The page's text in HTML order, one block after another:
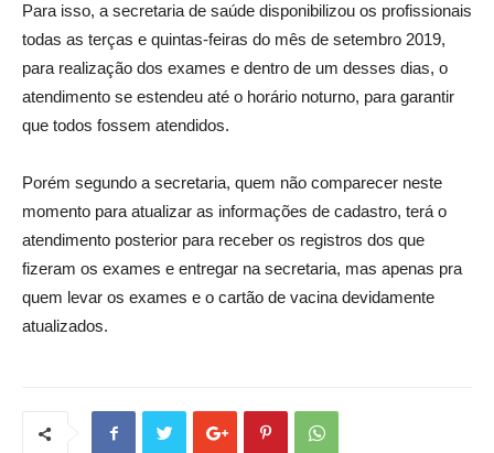
Para isso, a secretaria de saúde disponibilizou os profissionais
todas as terças e quintas-feiras do mês de setembro 2019,
para realização dos exames e dentro de um desses dias, o
atendimento se estendeu até o horário noturno, para garantir
que todos fossem atendidos.
Porém segundo a secretaria, quem não comparecer neste
momento para atualizar as informações de cadastro, terá o
atendimento posterior para receber os registros dos que
fizeram os exames e entregar na secretaria, mas apenas pra
quem levar os exames e o cartão de vacina devidamente
atualizados.